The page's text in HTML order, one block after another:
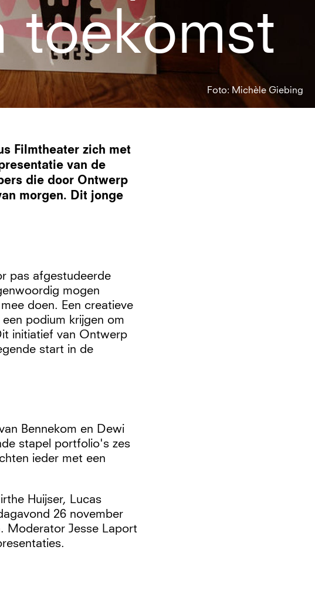
toekomst
Foto: Michèle Giebing
Filmtheater zich met
van de
die door Ontwerp
morgen. Dit jonge
pas afgestudeerde
mogen
doen. Een creatieve
podium krijgen om
initiatief van Ontwerp
start in de
Bennekom en Dewi
stapel portfolio's zes
ieder met een
Huijser, Lucas
26 november
Moderator Jesse Laport